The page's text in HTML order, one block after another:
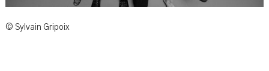
© Sylvain Gripoix